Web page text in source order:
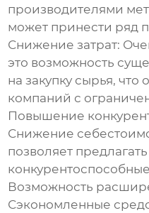
производителями
может принести ряд
Снижение затрат:
это возможность
на закупку сырья,
компаний с
Повышение
Снижение
позволяет
Возможность
Сэкономленные